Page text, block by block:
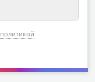
политикой